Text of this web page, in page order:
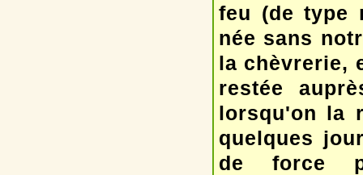
feu (de type
née sans
la chèvrerie,
restée
lorsqu'on la
quelques
de force